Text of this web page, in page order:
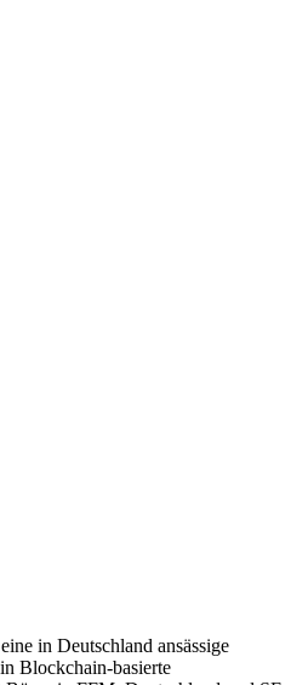
in Deutschland ansässige
Blockchain-basierte